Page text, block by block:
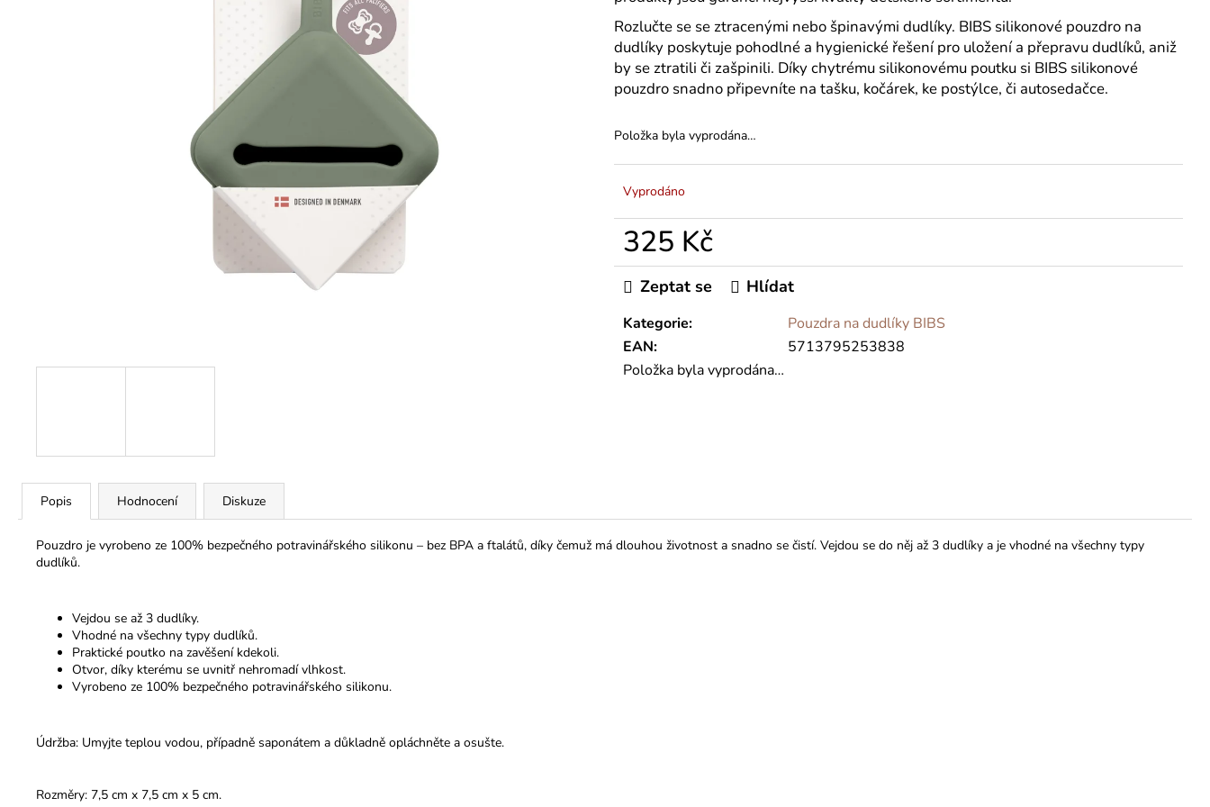
Rozlučte se se ztracenými nebo špinavými dudlíky. BIBS silikonové pouzdro na
dudlíky poskytuje pohodlné a hygienické řešení pro uložení a přepravu dudlíků, aniž
by se ztratili či zašpinili. Díky chytrému silikonovému poutku si BIBS silikonové
pouzdro snadno připevníte na tašku, kočárek, ke postýlce, či autosedačce.
Položka byla vyprodána…
Vyprodáno
325 Kč
Měrná
cena:
Kategorie:
Pouzdra na dudlíky BIBS
EAN:
5713795253838
Položka byla vyprodána…
Zeptat se Hlídat
Popis Hodnocení Diskuze
Pouzdro je vyrobeno ze 100% bezpečného potravinářského silikonu – bez BPA a ftalátů, díky čemuž má dlouhou životnost a snadno se čistí. Vejdou se do něj až 3 dudlíky a je vhodné na všechny typy
dudlíků.
Vejdou se až 3 dudlíky.
Vhodné na všechny typy dudlíků.
Praktické poutko na zavěšení kdekoli.
Otvor, díky kterému se uvnitř nehromadí vlhkost.
Vyrobeno ze 100% bezpečného potravinářského silikonu.
Údržba: Umyjte teplou vodou, případně saponátem a důkladně opláchněte a osušte.
Rozměry: 7,5 cm x 7,5 cm x 5 cm.